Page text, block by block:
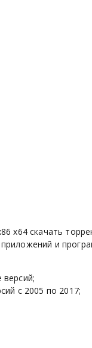
x64 скачать
и
с 2005 по 2017;